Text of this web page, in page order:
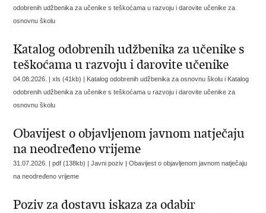
odobrenih udžbenika za učenike s teškoćama u razvoju i darovite učenike za
osnovnu školu
Katalog odobrenih udžbenika za učenike s
teškoćama u razvoju i darovite učenike
04.08.2026. | xls (41kb) | Katalog odobrenih udžbenika za osnovnu školu i Katalog
odobrenih udžbenika za učenike s teškoćama u razvoju i darovite učenike za
osnovnu školu
Obavijest o objavljenom javnom natječaju
na neodređeno vrijeme
31.07.2026. | pdf (138kb) | Javni poziv |Obavijest o objavljenom javnom natječaju
na neodređeno vrijeme
Poziv za dostavu iskaza za odabir